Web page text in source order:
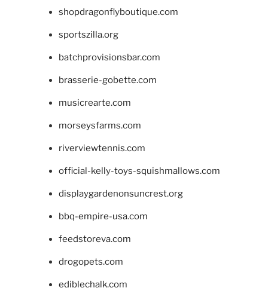
shopdragonflyboutique.com
sportszilla.org
batchprovisionsbar.com
brasserie-gobette.com
musicrearte.com
morseysfarms.com
riverviewtennis.com
official-kelly-toys-squishmallows.com
displaygardenonsuncrest.org
bbq-empire-usa.com
feedstoreva.com
drogopets.com
ediblechalk.com